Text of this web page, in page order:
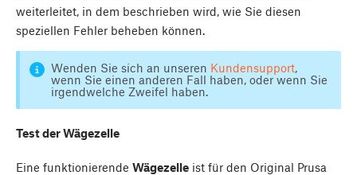
weiterleitet, in dem beschrieben wird, wie Sie diesen
speziellen Fehler beheben können.
Wenden Sie sich an unseren Kundensupport,
wenn Sie einen anderen Fall haben, oder wenn Sie
irgendwelche Zweifel haben.
Test der Wägezelle
Eine funktionierende Wägezelle ist für den Original Prusa